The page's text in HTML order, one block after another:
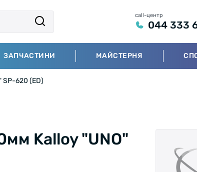
call-центр
044 333
ЗАПЧАСТИНИ МАЙСТЕРНЯ
SP-620 (ED)
Kalloy "UNO"